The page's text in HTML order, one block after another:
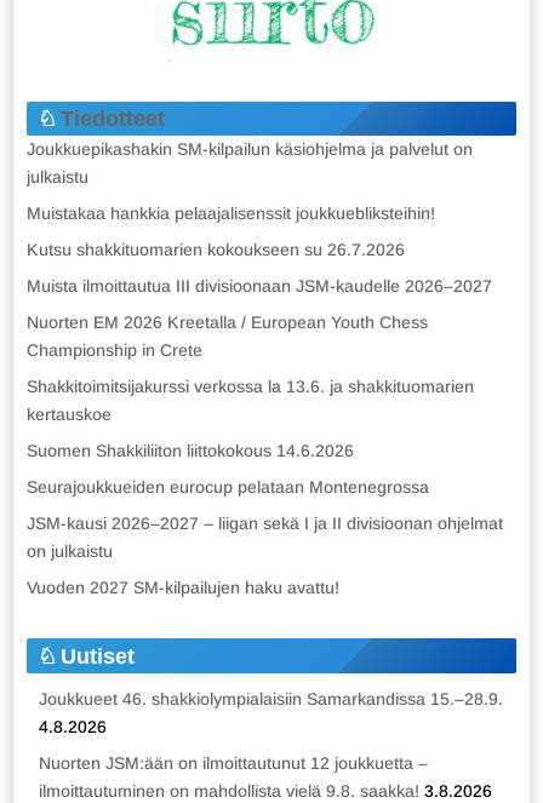
Tiedotteet
Joukkuepikashakin SM-kilpailun käsiohjelma ja palvelut on
julkaistu
Muistakaa hankkia pelaajalisenssit joukkuebliksteihin!
Kutsu shakkituomarien kokoukseen su 26.7.2026
Muista ilmoittautua III divisioonaan JSM-kaudelle 2026–2027
Nuorten EM 2026 Kreetalla / European Youth Chess
Championship in Crete
Shakkitoimitsijakurssi verkossa la 13.6. ja shakkituomarien
kertauskoe
Suomen Shakkiliiton liittokokous 14.6.2026
Seurajoukkueiden eurocup pelataan Montenegrossa
JSM-kausi 2026–2027 – liigan sekä I ja II divisioonan ohjelmat
on julkaistu
Vuoden 2027 SM-kilpailujen haku avattu!
Uutiset
Joukkueet 46. shakkiolympialaisiin Samarkandissa 15.–28.9.
4.8.2026
Nuorten JSM:ään on ilmoittautunut 12 joukkuetta –
ilmoittautuminen on mahdollista vielä 9.8. saakka! 3.8.2026